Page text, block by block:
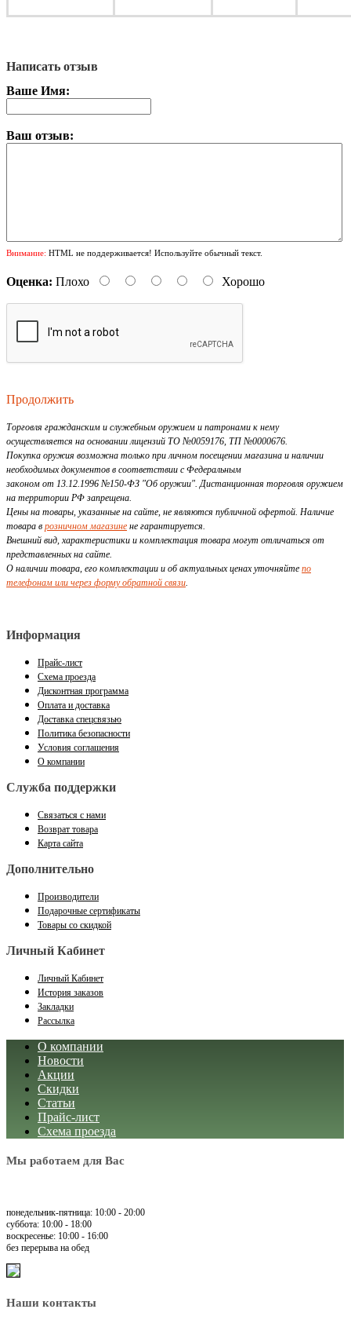
Написать отзыв
Ваше Имя:
Ваш отзыв:
Внимание: HTML не поддерживается! Используйте обычный текст.
Оценка: Плохо Хорошо
Продолжить
Торговля гражданским и служебным оружием и патронами к нему
осуществляется на основании лицензий ТО №0059176, ТП №0000676.
Покупка оружия возможна только при личном посещении магазина и наличии
необходимых документов в соответствии с Федеральным
законом от 13.12.1996 №150-ФЗ "Об оружии". Дистанционная торговля оружием
на территории РФ запрещена.
Цены на товары, указанные на сайте, не являются публичной офертой. Наличие
товара в розничном магазине не гарантируется.
Внешний вид, характеристики и комплектация товара могут отличаться от
представленных на сайте.
О наличии товара, его комплектации и об актуальных ценах уточняйте по
телефонам или через форму обратной связи.
Информация
Прайс-лист
Схема проезда
Дисконтная программа
Оплата и доставка
Доставка спецсвязью
Политика безопасности
Условия соглашения
О компании
Служба поддержки
Связаться с нами
Возврат товара
Карта сайта
Дополнительно
Производители
Подарочные сертификаты
Товары со скидкой
Личный Кабинет
Личный Кабинет
История заказов
Закладки
Рассылка
О компании
Новости
Акции
Скидки
Статьи
Прайс-лист
Схема проезда
Мы работаем для Вас
понедельник-пятница: 10:00 - 20:00
суббота: 10:00 - 18:00
воскресенье: 10:00 - 16:00
без перерыва на обед
Наши контакты